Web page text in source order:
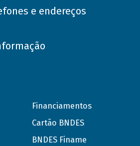
e endereços
Financiamentos
Cartão BNDES
BNDES Finame